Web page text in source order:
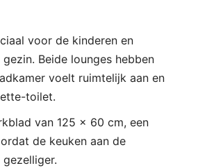
voor de kinderen en
Beide lounges hebben
voelt ruimtelijk aan en
toilet.
van 125 x 60 cm, een
de keuken aan de